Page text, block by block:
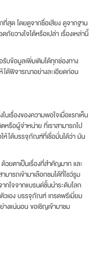
กที่สุด โดยดูจากชื่อเสียง ดูจากฐาน
ยวางใจได้หรือเปล่า เรื่องเหล่านี้
บข้อมูลเพิ่มเติมได้ทุกช่องทาง
ได้พิจารณาอย่างละเอียดก่อน
เรื่องของความพอใจเมื่อแรกเห็น
หรือผู้จำหน่าย ที่เราสามารถไป
ให้ได้บรรจุภัณฑ์ที่เชื่อมั่นได้ว่า มัน
ยตาเป็นเรื่องที่สำคัญมาก และ
รถเข้ามาเลือกชมได้ที่โชว์รูม
ากใจจากแบรนด์ชั้นนำระดับโลก
วเอง บรรจุภัณฑ์ เกรดพรีเมี่ยม
งแน่นอน ขอเชิญเข้ามาชม